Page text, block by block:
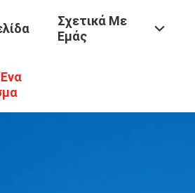
Σχετικά Με
Εμάς